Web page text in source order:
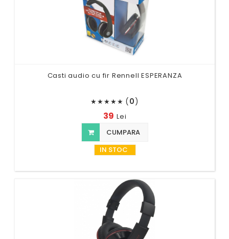
Casti audio cu fir Rennell ESPERANZA
★★★★★ (0)
39 Lei
CUMPARA
IN STOC